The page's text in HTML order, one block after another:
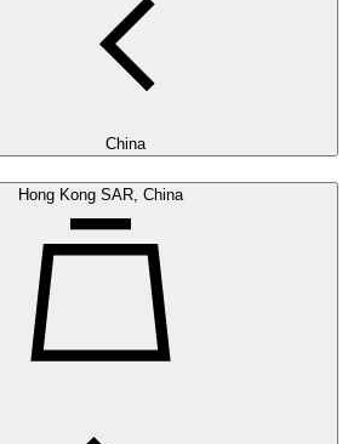
China
Hong Kong SAR, China